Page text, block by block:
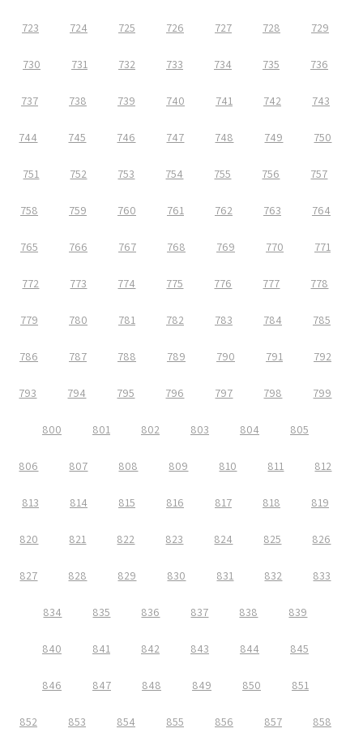
723 724 725 726 727 728 729
730 731 732 733 734 735 736
737 738 739 740 741 742 743
744 745 746 747 748 749 750
751 752 753 754 755 756 757
758 759 760 761 762 763 764
765 766 767 768 769 770 771
772 773 774 775 776 777 778
779 780 781 782 783 784 785
786 787 788 789 790 791 792
793 794 795 796 797 798 799
800 801 802 803 804 805
806 807 808 809 810 811 812
813 814 815 816 817 818 819
820 821 822 823 824 825 826
827 828 829 830 831 832 833
834 835 836 837 838 839
840 841 842 843 844 845
846 847 848 849 850 851
852 853 854 855 856 857 858